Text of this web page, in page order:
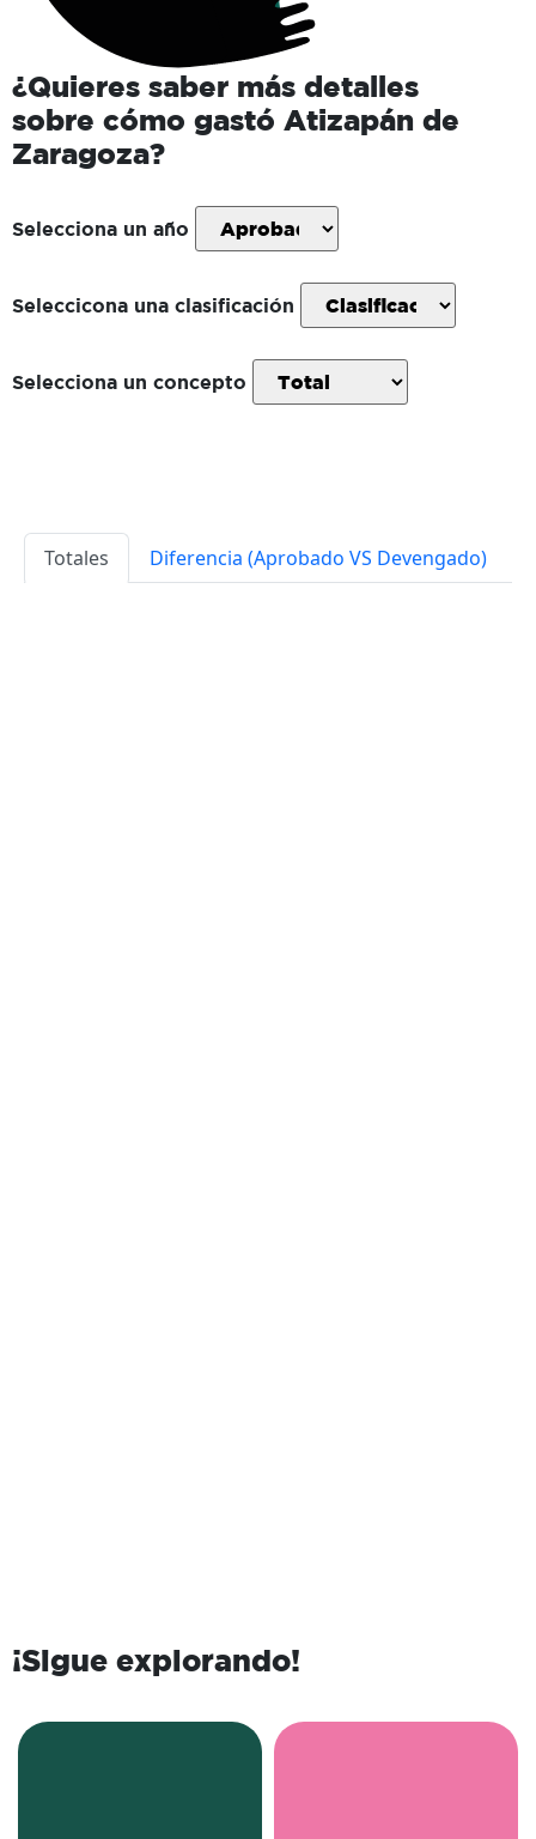
¿Quieres saber más detalles
sobre cómo gastó Atizapán de
Zaragoza?
Selecciona un año
Seleccicona una clasificación
Selecciona un concepto
Totales Diferencia (Aprobado VS Devengado)
¡Sigue explorando!